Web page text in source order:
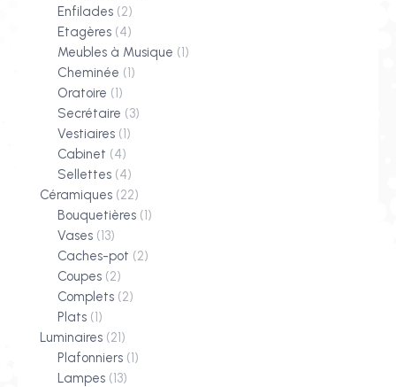
Enfilades (2)
Etagères (4)
Meubles à Musique (1)
Cheminée (1)
Oratoire (1)
Secrétaire (3)
Vestiaires (1)
Cabinet (4)
Sellettes (4)
Céramiques (22)
Bouquetières (1)
Vases (13)
Caches-pot (2)
Coupes (2)
Complets (2)
Plats (1)
Luminaires (21)
Plafonniers (1)
Lampes (13)